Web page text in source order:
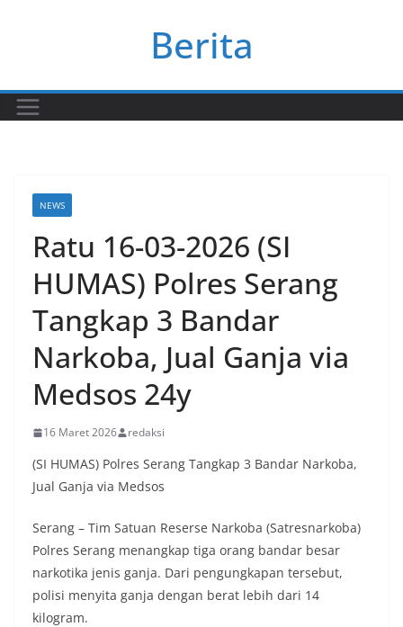
Berita
NEWS
Ratu 16-03-2026 (SI
HUMAS) Polres Serang
Tangkap 3 Bandar
Narkoba, Jual Ganja via
Medsos 24y
16 Maret 2026 redaksi
(SI HUMAS) Polres Serang Tangkap 3 Bandar Narkoba,
Jual Ganja via Medsos
Serang – Tim Satuan Reserse Narkoba (Satresnarkoba)
Polres Serang menangkap tiga orang bandar besar
narkotika jenis ganja. Dari pengungkapan tersebut,
polisi menyita ganja dengan berat lebih dari 14
kilogram.